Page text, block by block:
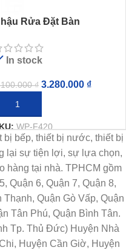
Rửa Đặt Bàn
(WPF420) Acacia E
In stock
₫ 3.280.000 ₫
THÊM VÀO GIỎ HÀNG
WP-F420
bị bếp, thiết bị nước, thiết bị
lại sự tiện lợi, sự lựa chọn,
hàng tại nhà. TPHCM gồm
Quận 6, Quận 7, Quận 8,
Quận Gò Vấp, Quận
Tân Phú, Quận Bình Tân.
Tp. Thủ Đức) Huyện Nhà
Huyện Cần Giờ, Huyện